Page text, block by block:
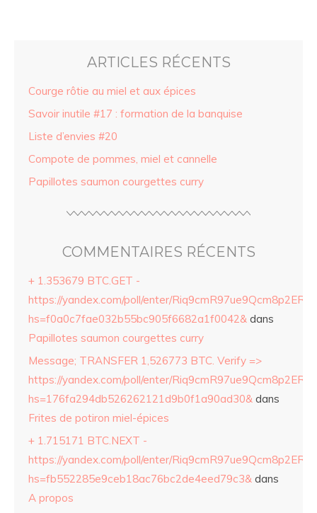
ARTICLES RÉCENTS
Courge rôtie au miel et aux épices
Savoir inutile #17 : formation de la banquise
Liste d’envies #20
Compote de pommes, miel et cannelle
Papillotes saumon courgettes curry
COMMENTAIRES RÉCENTS
+ 1.353679 BTC.GET -
https://yandex.com/poll/enter/
hs=f0a0c7fae032b55bc905f6682a1f0042& dans
Papillotes saumon courgettes curry
Message; TRANSFER 1,526773 BTC. Verify =>
https://yandex.com/poll/enter/
hs=176fa294db526262121d9b0f1a90ad30& dans
Frites de potiron miel-épices
+ 1.715171 BTC.NEXT -
https://yandex.com/poll/enter/
hs=fb552285e9ceb18ac76bc2de4eed79c3& dans
A propos